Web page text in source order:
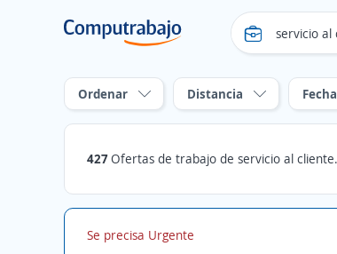
Ordenar Distancia Fecha
427Ofertas de trabajo de servicio al cliente en Progreso, Yucatán
Se precisa Urgente